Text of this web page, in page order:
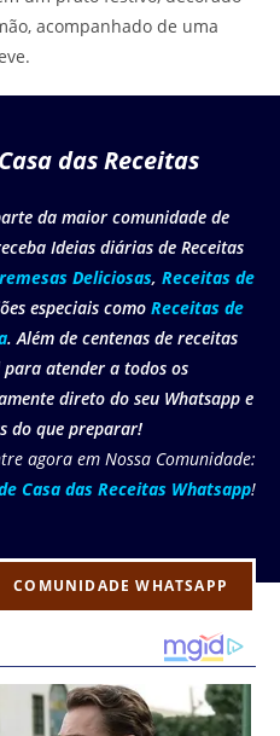
acompanhado de uma
das Receitas
da maior comunidade de
Ideias diárias de Receitas
Deliciosas, Receitas de
especiais como Receitas de
. Além de centenas de receitas
atender a todos os
direto do seu Whatsapp e
do que preparar!
agora em Nossa Comunidade:
Casa das Receitas Whatsapp!
COMUNIDADE WHATSAPP